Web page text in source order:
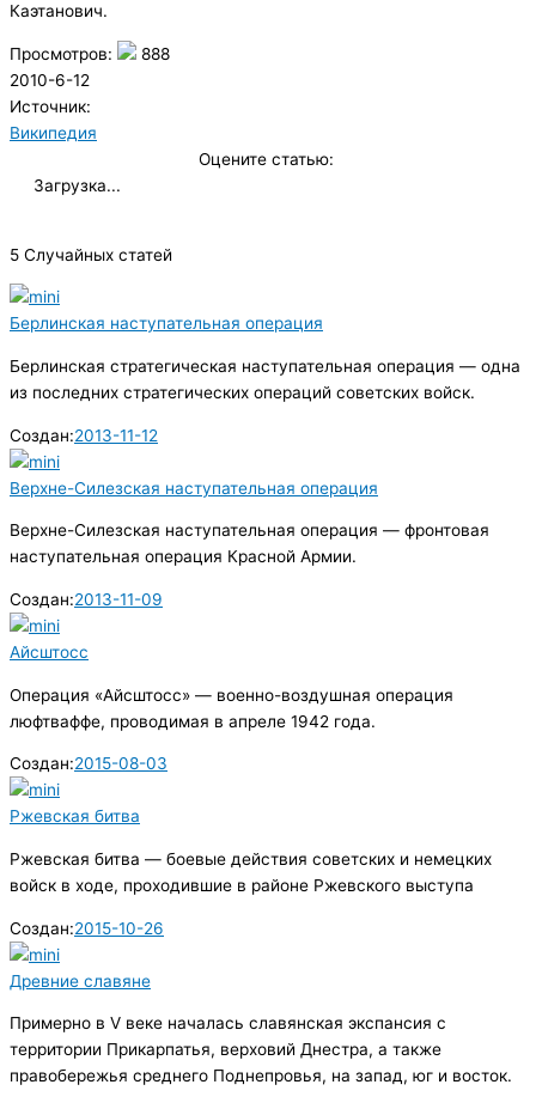
Каэтанович.
Просмотров:
888
2010-6-12
Источник:
Википедия
Оцените статью:
Загрузка...
5 Случайных статей
Берлинская наступательная операция
Берлинская стратегическая наступательная операция — одна
из последних стратегических операций советских войск.
Создан:2013-11-12
Верхне-Силезская наступательная операция
Верхне-Силезская наступательная операция — фронтовая
наступательная операция Красной Армии.
Создан:2013-11-09
Айсштосс
Операция «Айсштосс» — военно-воздушная операция
люфтваффе, проводимая в апреле 1942 года.
Создан:2015-08-03
Ржевская битва
Ржевская битва — боевые действия советских и немецких
войск в ходе, проходившие в районе Ржевского выступа
Создан:2015-10-26
Древние славяне
Примерно в V веке началась славянская экспансия с
территории Прикарпатья, верховий Днестра, а также
правобережья среднего Поднепровья, на запад, юг и восток.